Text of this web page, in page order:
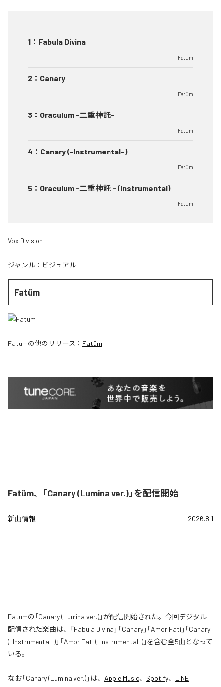
1 ： Fabula Divina
Fatüm
2 ： Canary
Fatüm
3 ： Oraculum -二重神託-
Fatüm
4 ： Canary (-Instrumental-)
Fatüm
5 ： Oraculum -二重神託 - (Instrumental)
Fatüm
Vox Division
ジャンル： ビジュアル
Fatüm
Fatümの他のリリース： Fatüm
Fatüm、「Canary (Lumina ver.)」を配信開始
新曲情報 2026.8.1
Fatümの「Canary (Lumina ver.)」が配信開始された。今回デジタル
配信された楽曲は、「Fabula Divina」「Canary」「Amor Fati」「Canary
(-Instrumental-)」「Amor Fati (-Instrumental-)」を含む全5曲となって
いる。
なお「Canary (Lumina ver.)」は、 Apple Music、 Spotify、 LINE